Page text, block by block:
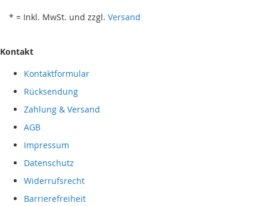
* = Inkl. MwSt. und zzgl. Versand
Kontakt
Kontaktformular
Rücksendung
Zahlung & Versand
AGB
Impressum
Datenschutz
Widerrufsrecht
Barrierefreiheit